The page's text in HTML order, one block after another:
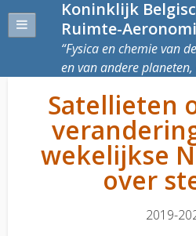
Koninklijk
Ruimte-
Fysica en chemie van
en van andere
Satellieten
wekelijkse
over
2019-